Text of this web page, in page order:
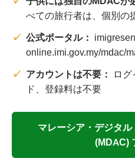
べての旅行者は、個別の
公式ポータル：
online.imi.gov.my/mdac/
アカウントは不要：
ロ
ド、登録料は不要
マレーシア・デジタ
(MDAC)